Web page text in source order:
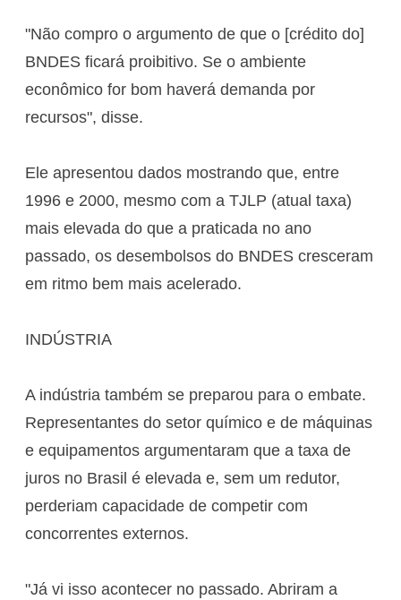
"Não compro o argumento de que o [crédito do]
BNDES ficará proibitivo. Se o ambiente
econômico for bom haverá demanda por
recursos", disse.
Ele apresentou dados mostrando que, entre
1996 e 2000, mesmo com a TJLP (atual taxa)
mais elevada do que a praticada no ano
passado, os desembolsos do BNDES cresceram
em ritmo bem mais acelerado.
INDÚSTRIA
A indústria também se preparou para o embate.
Representantes do setor químico e de máquinas
e equipamentos argumentaram que a taxa de
juros no Brasil é elevada e, sem um redutor,
perderiam capacidade de competir com
concorrentes externos.
"Já vi isso acontecer no passado. Abriram a